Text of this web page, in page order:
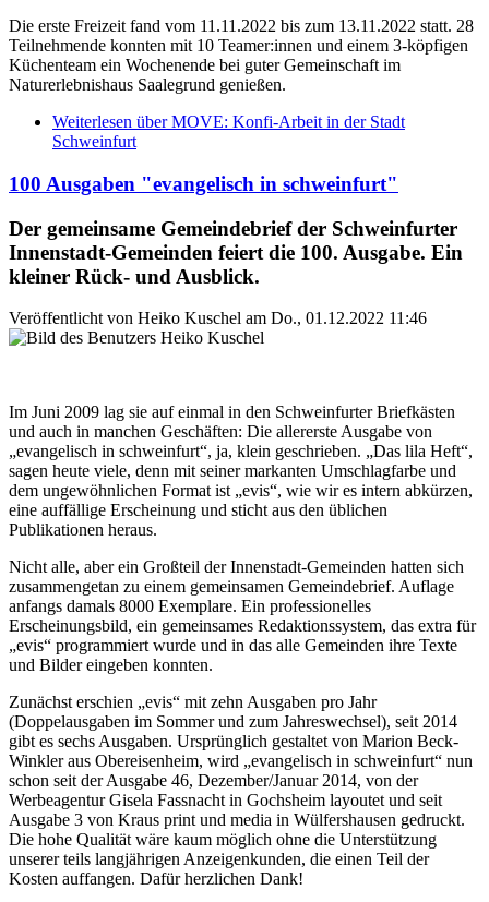
Die erste Freizeit fand vom 11.11.2022 bis zum 13.11.2022 statt. 28
Teilnehmende konnten mit 10 Teamer:innen und einem 3-köpfigen
Küchenteam ein Wochenende bei guter Gemeinschaft im
Naturerlebnishaus Saalegrund genießen.
Weiterlesen über MOVE: Konfi-Arbeit in der Stadt
Schweinfurt
100 Ausgaben "evangelisch in schweinfurt"
Der gemeinsame Gemeindebrief der Schweinfurter
Innenstadt-Gemeinden feiert die 100. Ausgabe. Ein
kleiner Rück- und Ausblick.
Veröffentlicht von Heiko Kuschel am Do., 01.12.2022 11:46
Im Juni 2009 lag sie auf einmal in den Schweinfurter Briefkästen
und auch in manchen Geschäften: Die allererste Ausgabe von
„evangelisch in schweinfurt“, ja, klein geschrieben. „Das lila Heft“,
sagen heute viele, denn mit seiner markanten Umschlagfarbe und
dem ungewöhnlichen Format ist „evis“, wie wir es intern abkürzen,
eine auffällige Erscheinung und sticht aus den üblichen
Publikationen heraus.
Nicht alle, aber ein Großteil der Innenstadt-Gemeinden hatten sich
zusammengetan zu einem gemeinsamen Gemeindebrief. Auflage
anfangs damals 8000 Exemplare. Ein professionelles
Erscheinungsbild, ein gemeinsames Redaktionssystem, das extra für
„evis“ programmiert wurde und in das alle Gemeinden ihre Texte
und Bilder eingeben konnten.
Zunächst erschien „evis“ mit zehn Ausgaben pro Jahr
(Doppelausgaben im Sommer und zum Jahreswechsel), seit 2014
gibt es sechs Ausgaben. Ursprünglich gestaltet von Marion Beck-
Winkler aus Obereisenheim, wird „evangelisch in schweinfurt“ nun
schon seit der Ausgabe 46, Dezember/Januar 2014, von der
Werbeagentur Gisela Fassnacht in Gochsheim layoutet und seit
Ausgabe 3 von Kraus print und media in Wülfershausen gedruckt.
Die hohe Qualität wäre kaum möglich ohne die Unterstützung
unserer teils langjährigen Anzeigenkunden, die einen Teil der
Kosten auffangen. Dafür herzlichen Dank!